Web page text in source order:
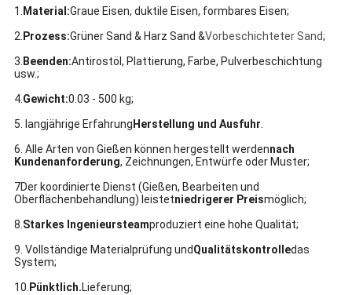
1. Material:Graue Eisen, duktile Eisen, formbares Eisen;
2. Prozess:Grüner Sand & Harz Sand &Vorbeschichteter Sand;
3. Beenden:Antirostöl, Plattierung, Farbe, Pulverbeschichtung
usw.;
4.Gewicht:0.03 - 500 kg;
5. langjährige Erfahrung Herstellung und Ausfuhr.
6. Alle Arten von Gießen können hergestellt werdennach
Kundenanforderung, Zeichnungen, Entwürfe oder Muster;
7Der koordinierte Dienst (Gießen, Bearbeiten und
Oberflächenbehandlung) leistetniedrigerer Preismöglich;
8.Starkes Ingenieursteamproduziert eine hohe Qualität;
9. Vollständige Materialprüfung undQualitätskontrolledas
System;
10. Pünktlich.Lieferung;